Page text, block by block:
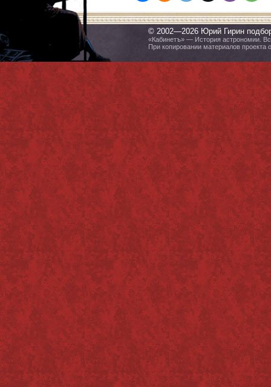
© 2002—2026 Юрий Гирин
«Кабинетъ» — История астрономии.
При копировании материалов проекта